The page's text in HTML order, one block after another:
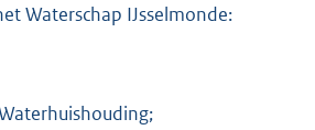
Waterschap IJsselmonde: